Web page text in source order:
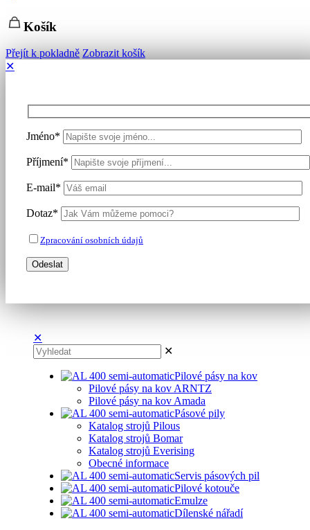
Košík
Přejít k pokladně Zobrazit košík
✕
Jméno*
Příjmení*
E-mail*
Dotaz*
Zpracování osobních údajů
✕
✕
Pilové pásy na kov
Pilové pásy na kov ARNTZ
Pilové pásy na kov Amada
Pásové pily
Katalog strojů Pilous
Katalog strojů Bomar
Katalog strojů Everising
Obecné informace
Servis pásových pil
Pilové kotouče
Emulze
Dílenské nářadí